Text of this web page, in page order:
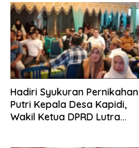
Hadiri Syukuran Pernikahan
Putri Kepala Desa Kapidi,
Wakil Ketua DPRD Lutra